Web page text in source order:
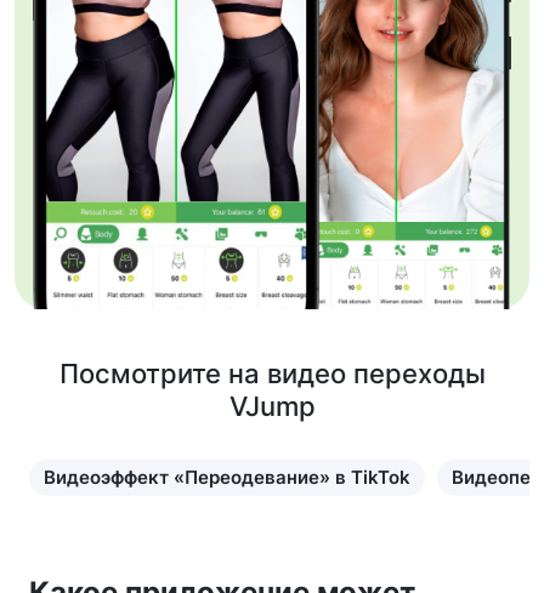
Посмотрите на видео переходы
VJump
Видеоэффект «Переодевание» в TikTok